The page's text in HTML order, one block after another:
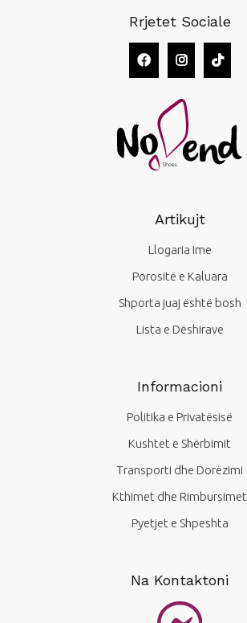
Rrjetet Sociale
Artikujt
Llogaria Ime
Porositë e Kaluara
Shporta juaj është bosh
Lista e Dëshirave
Informacioni
Politika e Privatësisë
Kushtet e Shërbimit
Transporti dhe Dorëzimi
Kthimet dhe Rimbursimet
Pyetjet e Shpeshta
Na Kontaktoni